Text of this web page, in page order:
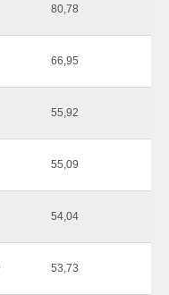
80,78
66,95
55,92
55,09
54,04
53,73